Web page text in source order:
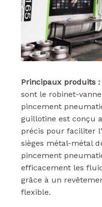
Principaux produits :
sont le robinet-
pincement
guillotine est conçu
précis pour faciliter
sièges métal-métal
pincement
efficacement les
grâce à un
flexible.